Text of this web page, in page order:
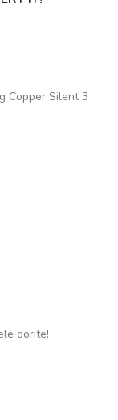
Copper Silent 3
dorite!